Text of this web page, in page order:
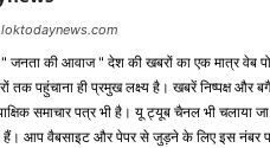
की आवाज " देश की खबरों का एक मात्र वेब
तक पहुंचाना ही प्रमुख लक्ष्य है। खबरें निष्पक्ष और
समाचार पत्र भी है। यू ट्यूब चैनल भी चलाया
आप वैबसाइट और पेपर से जुड़ने के लिए इस नंबर